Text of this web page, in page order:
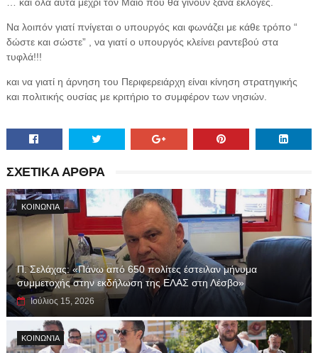
Να λοιπόν γιατί πνίγεται ο υπουργός και φωνάζει με κάθε τρόπο “
δώστε και σώστε” , να γιατί ο υπουργός κλείνει ραντεβού στα
τυφλά!!!
και να γιατί η άρνηση του Περιφερειάρχη είναι κίνηση στρατηγικής
και πολιτικής ουσίας με κριτήριο το συμφέρον των νησιών.
ΣΧΕΤΙΚΑ ΑΡΘΡΑ
ΚΟΙΝΩΝΊΑ
Π. Σελάχας: «Πάνω από 650 πολίτες έστειλαν μήνυμα
συμμετοχής στην εκδήλωση της ΕΛΑΣ στη Λέσβο»
Ιούλιος 15, 2026
ΚΟΙΝΩΝΊΑ